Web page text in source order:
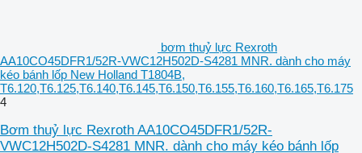
bơm thuỷ lực Rexroth
AA10CO45DFR1/52R-VWC12H502D-S4281 MNR. dành cho máy
kéo bánh lốp New Holland T1804B,
T6.120,T6.125,T6.140,T6.145,T6.150,T6.155,T6.160,T6.165,T6.175
4
Bơm thuỷ lực Rexroth AA10CO45DFR1/52R-
VWC12H502D-S4281 MNR. dành cho máy kéo bánh lốp